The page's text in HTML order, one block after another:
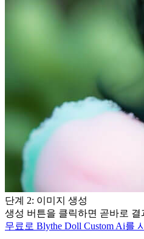
단계 2: 이미지 생성
생성 버튼을 클릭하면 곧바로
무료로 Blythe Doll Custom Ai를